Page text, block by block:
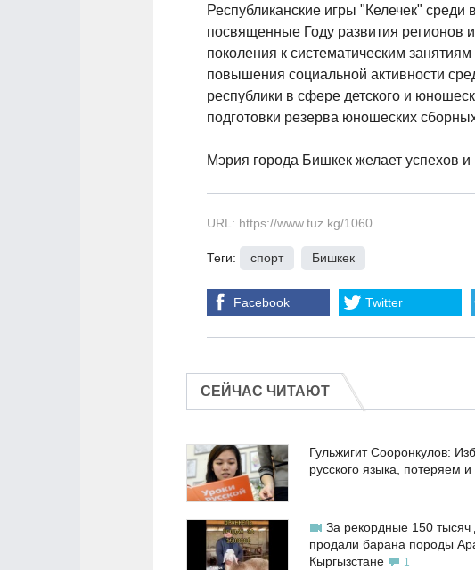
Республиканские игры "Келечек"
посвященные Году развития регионов
поколения к систематическим
повышения социальной активности
республики в сфере детского и
подготовки резерва юношеских
Мэрия города Бишкек желает успехов
URL: https://www.tuz.kg/1060
Теги: спорт Бишкек
Facebook Twitter
СЕЙЧАС ЧИТАЮТ
Гульжигит Сооронкулов:
русского языка, потеряем и
За рекордные 150 тысяч
продали барана породы
Кыргызстане
1